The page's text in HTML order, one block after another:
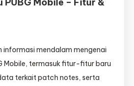
informasi mendalam mengenai
Mobile, termasuk fitur-fitur baru
terkait patch notes, serta